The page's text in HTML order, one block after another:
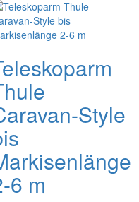
Style
6 m